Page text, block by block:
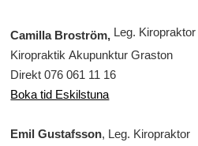
Camilla Broström, Leg. Kiropraktor
Kiropraktik Akupunktur Graston
Direkt 076 061 11 16
Boka tid Eskilstuna
Emil Gustafsson, Leg. Kiropraktor